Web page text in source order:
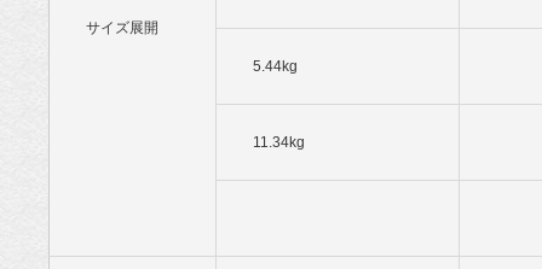
サイズ展開
5.44kg
11.34kg